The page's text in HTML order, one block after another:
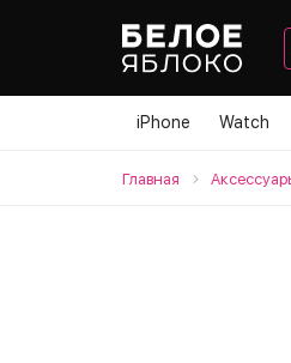
iPhone Watch
Главная